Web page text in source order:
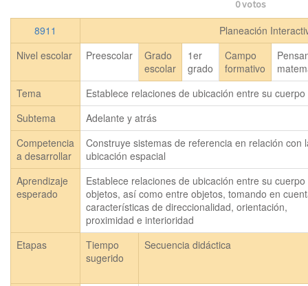
0votos
8911
Planeación
Nivel escolar
Preescolar
Grado
escolar
1er
grado
Campo
formativo
Tema
Establece relaciones de ubicación entre su
Subtema
Adelante y atrás
Competencia
a desarrollar
Construye sistemas de referencia en relación con
ubicación espacial
Aprendizaje
esperado
Establece relaciones de ubicación entre su cuerpo
objetos, así como entre objetos, tomando en
características de direccionalidad, orientación,
proximidad e interioridad
Etapas
Tiempo
sugerido
Secuencia didáctica